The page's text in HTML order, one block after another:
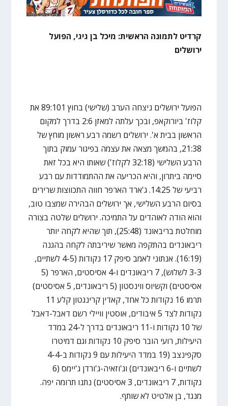
קרדיט לתמונה הראשית: מיכל בן גיגי, הפועל
ירושלים
הפועל ירושלים ניצחה הערב (שלישי) בחוץ 89:101 את
קלוז' ביורוקאפ, ובכך עלתה למאזן 2:6 בדרך למקום
הראשון בבית א'. ירושלים רשמה רבע ראשון מוחץ של
21:38, בהמשך מצאה את עצמה בפיגור עמוק בתוך
הרבע השלישי (32:18 לקלוז') שאותו היא בכל זאת
סיימה ביתרון, והיא הכריעה את ההתמודדות עם רבע
רביעי של 14:25. ג'ארד הארפר חווה התכווצות שרירים
בסיום הרבע השלישי, אך ירושלים הבהירה שמצבו טוב,
והוא הודה לאוהדים על התמיכה. ירושלים שלטה בצורה
מוחלטת בריבאונד (25:48), תוך שהיא לקחה יותר
ריבאונדים בהתקפה מאשר שיריבתה לקחה בהגנה
(16:19). אנתוני לאמב סיפק 17 נקודות (4-5 לשתיים,
3-3 לשלוש), 7 ריבאונדים ו-4 אסיסטים, הארפר (5
אסיסטים) וקשיוס ווינסטון (5 ריבאונדים, 5 אסיסטים)
תרמו 16 נקודות כל אחד, קאדין קרינגטון קלע 11
נקודות לצד 5 איבודים, אוסטין וויילי רשם דאבל-דאבל
של 10 נקודות ו-11 ריבאונדים בדרך ל-24 במדד
היעילות, רועי הובר סיפק 10 נקודות וגם דמיטרו
סקפינצב (19 במדד היעילות עם 9 נקודות ב-4-4
לשתיים ו-6 ריבאונדים) וג'וזאיה-ג'ורדן ג'יימס (6
נקודות, 7 ריבאונדים, 3 אסיסטים) נתנו תרומה יפה.
מנגד, בן אלטיט לא שותף.